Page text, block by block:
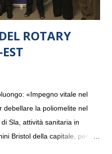
ROTARY
«Impegno vitale nel
debellare la poliomelite nel
Sla, attività sanitaria in
Bristol della capitale, per la